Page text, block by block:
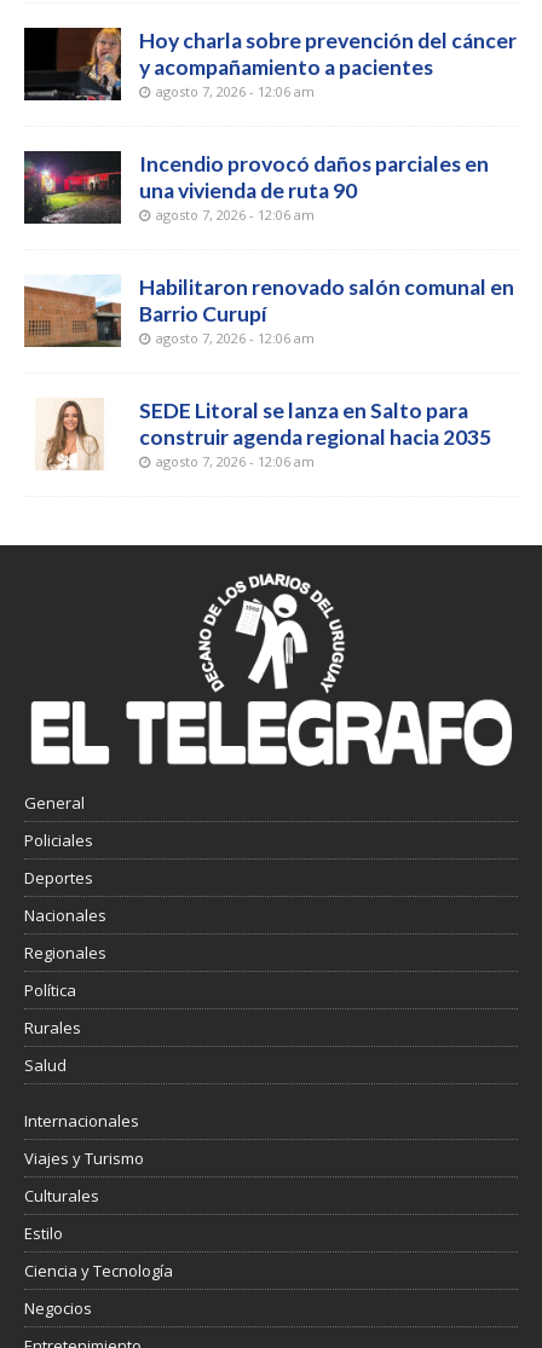
Hoy charla sobre prevención del cáncer
y acompañamiento a pacientes
agosto 7, 2026 - 12:06 am
Incendio provocó daños parciales en
una vivienda de ruta 90
agosto 7, 2026 - 12:06 am
Habilitaron renovado salón comunal en
Barrio Curupí
agosto 7, 2026 - 12:06 am
SEDE Litoral se lanza en Salto para
construir agenda regional hacia 2035
agosto 7, 2026 - 12:06 am
General
Policiales
Deportes
Nacionales
Regionales
Política
Rurales
Salud
Internacionales
Viajes y Turismo
Culturales
Estilo
Ciencia y Tecnología
Negocios